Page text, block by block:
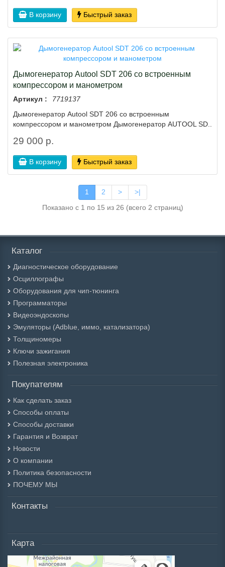
В корзину Быстрый заказ
Дымогенератор Autool SDT 206 со встроенным
компрессором и манометром
Артикул :
7719137
Дымогенератор Autool SDT 206 со встроенным
компрессором и манометром Дымогенератор AUTOOL SD..
29 000 р.
В корзину Быстрый заказ
1 2 >
>|
Показано с 1 по 15 из 26 (всего 2 страниц)
Каталог
Диагностическое оборудование
Осциллографы
Оборудования для чип-тюнинга
Программаторы
Видеоэндоскопы
Эмуляторы (Adblue, иммо, катализатора)
Толщиномеры
Ключи зажигания
Полезная электроника
Покупателям
Как сделать заказ
Способы оплаты
Способы доставки
Гарантия и Возврат
Новости
О компании
Политика безопасности
ПОЧЕМУ МЫ
Контакты
Карта